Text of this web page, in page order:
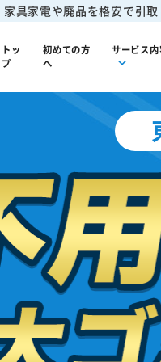
家具家電や廃品を格安で引取
トッ
プ
初めての方
へ
サービス内